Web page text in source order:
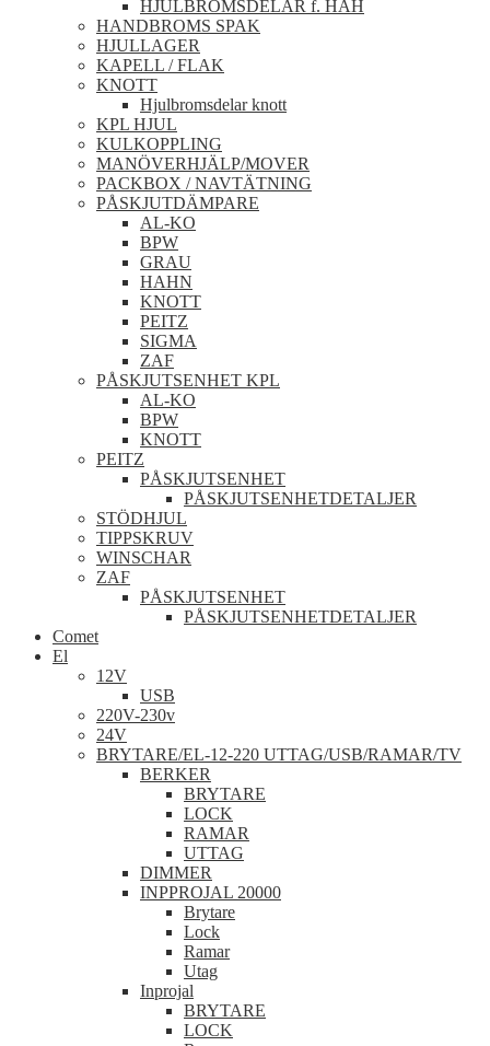
HJULBROMSDELAR f. HAH
HANDBROMS SPAK
HJULLAGER
KAPELL / FLAK
KNOTT
Hjulbromsdelar knott
KPL HJUL
KULKOPPLING
MANÖVERHJÄLP/MOVER
PACKBOX / NAVTÄTNING
PÅSKJUTDÄMPARE
AL-KO
BPW
GRAU
HAHN
KNOTT
PEITZ
SIGMA
ZAF
PÅSKJUTSENHET KPL
AL-KO
BPW
KNOTT
PEITZ
PÅSKJUTSENHET
PÅSKJUTSENHETDETALJER
STÖDHJUL
TIPPSKRUV
WINSCHAR
ZAF
PÅSKJUTSENHET
PÅSKJUTSENHETDETALJER
Comet
El
12V
USB
220V-230v
24V
BRYTARE/EL-12-220 UTTAG/USB/RAMAR/TV
BERKER
BRYTARE
LOCK
RAMAR
UTTAG
DIMMER
INPPROJAL 20000
Brytare
Lock
Ramar
Utag
Inprojal
BRYTARE
LOCK